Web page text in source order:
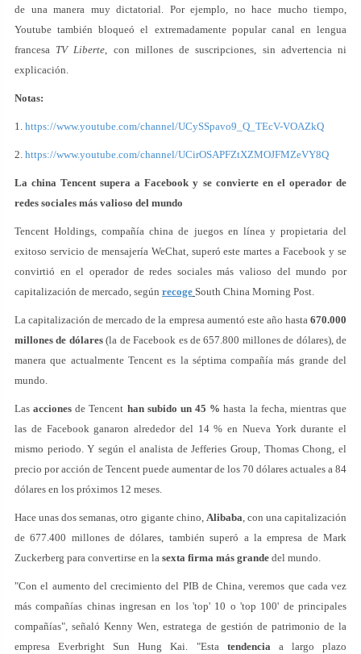
de una manera muy dictatorial. Por ejemplo, no hace mucho tiempo,
Youtube también bloqueó el extremadamente popular canal en lengua
francesa TV Liberte, con millones de suscripciones, sin advertencia ni
explicación.
Notas:
1. https://www.youtube.com/channel/UCySSpavo9_Q_TEcV-VOAZkQ
2. https://www.youtube.com/channel/UCirOSAPFZtXZMOJFMZeVY8Q
La china Tencent supera a Facebook y se convierte en el operador de
redes sociales más valioso del mundo
Tencent Holdings, compañía china de juegos en línea y propietaria del
exitoso servicio de mensajería WeChat, superó este martes a Facebook y se
convirtió en el operador de redes sociales más valioso del mundo por
capitalización de mercado, según recoge South China Morning Post.
La capitalización de mercado de la empresa aumentó este año hasta 670.000
millones de dólares(la de Facebook es de 657.800 millones de dólares), de
manera que actualmente Tencent es la séptima compañía más grande del
mundo.
Lasacciones de Tencent han subido un 45 % hasta la fecha, mientras que
las de Facebook ganaron alrededor del 14 % en Nueva York durante el
mismo periodo. Y según el analista de Jefferies Group, Thomas Chong, el
precio por acción de Tencent puede aumentar de los 70 dólares actuales a 84
dólares en los próximos 12 meses.
Hace unas dos semanas, otro gigante chino, Alibaba, con una capitalización
de 677.400 millones de dólares, también superó a la empresa de Mark
Zuckerberg para convertirse en la sexta firma más grande del mundo.
"Con el aumento del crecimiento del PIB de China, veremos que cada vez
más compañías chinas ingresan en los 'top' 10 o 'top 100' de principales
compañías", señaló Kenny Wen, estratega de gestión de patrimonio de la
empresa Everbright Sun Hung Kai. "Esta tendenciaa largo plazo